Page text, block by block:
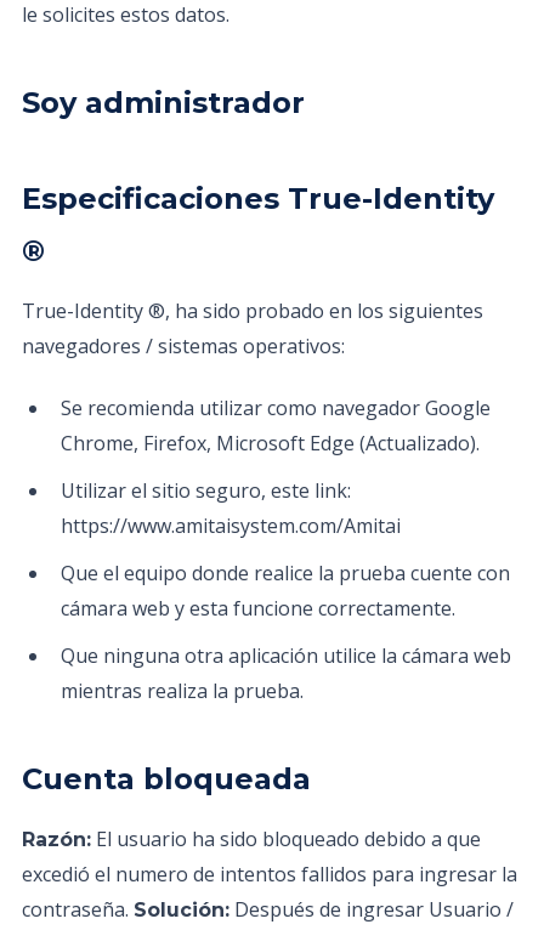
le solicites estos datos.
Soy administrador
Especificaciones True-Identity
®
True-Identity ®, ha sido probado en los siguientes
navegadores / sistemas operativos:
Se recomienda utilizar como navegador Google
Chrome, Firefox, Microsoft Edge (Actualizado).
Utilizar el sitio seguro, este link:
https://www.amitaisystem.com/Amitai
Que el equipo donde realice la prueba cuente con
cámara web y esta funcione correctamente.
Que ninguna otra aplicación utilice la cámara web
mientras realiza la prueba.
Cuenta bloqueada
Razón: El usuario ha sido bloqueado debido a que
excedió el numero de intentos fallidos para ingresar la
contraseña. Solución: Después de ingresar Usuario /